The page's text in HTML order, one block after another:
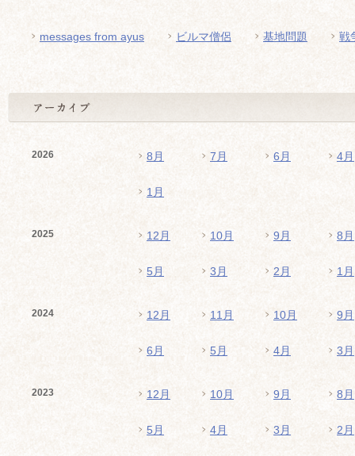
messages from ayus ビルマ僧侶 基地問題 戦
2026 8月 7月 6月 4月
1月
2025 12月 10月 9月 8月
5月 3月 2月 1月
2024 12月 11月 10月 9月
6月 5月 4月 3月
2023 12月 10月 9月 8月
5月 4月 3月 2月